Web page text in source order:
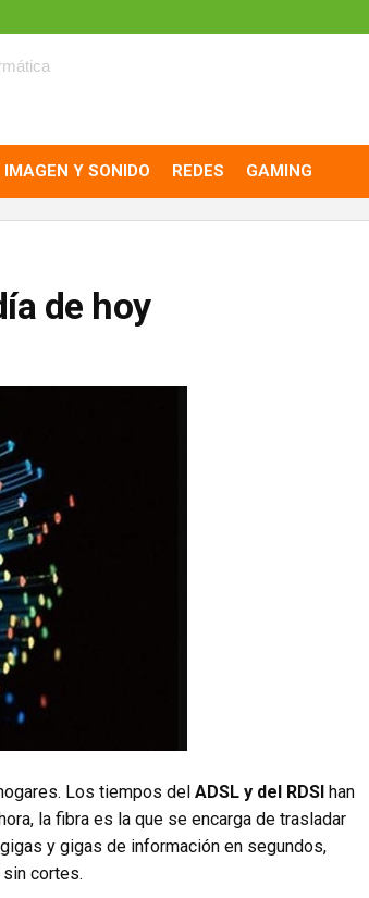
IMAGEN Y SONIDO REDES GAMING
de hoy
Los tiempos del ADSL y del RDSI han
la fibra es la que se encarga de trasladar
y gigas de información en segundos,
cortes.